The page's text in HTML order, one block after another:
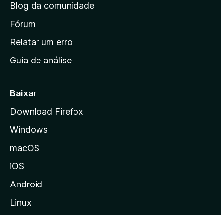
a
i
n
c
a
d
a
z
i
Blog da comunidade
Fórum
Relatar um erro
Guia de análise
Baixar
Download Firefox
Windows
macOS
iOS
Android
Linux